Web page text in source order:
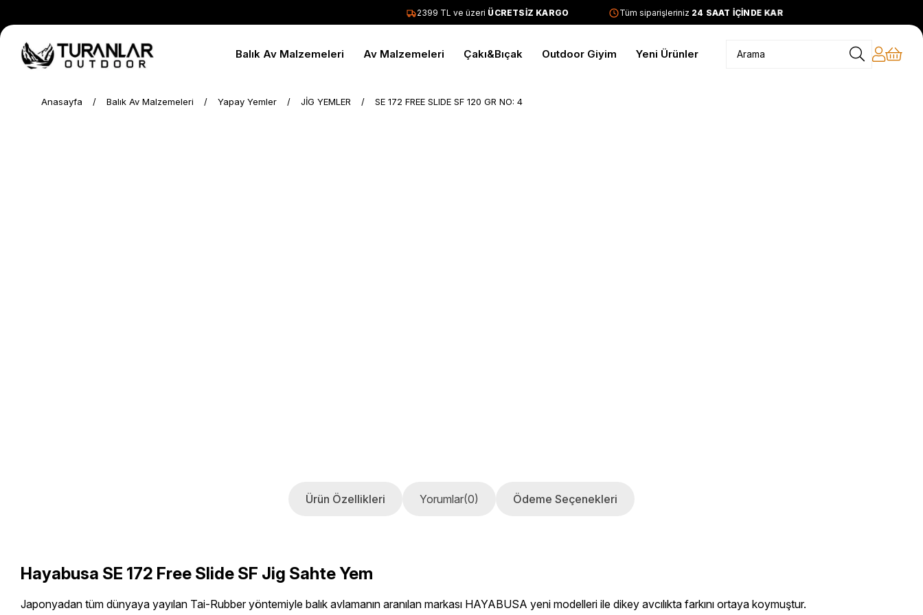
2399 TL ve üzeriÜCRETSİZ KARGO Tüm siparişleriniz24 SAAT İÇİNDE KARGODA
Balık Av Malzemeleri Av Malzemeleri Çakı&Bıçak Outdoor Giyim Yeni Ürünler
Anasayfa Balık Av Malzemeleri Yapay Yemler JİG YEMLER SE 172 FREE SLIDE SF 120 GR NO: 4
Ürün Özellikleri Yorumlar(0) Ödeme Seçenekleri
Hayabusa SE 172 Free Slide SF Jig Sahte Yem
Japonyadan tüm dünyaya yayılan Tai-Rubber yöntemiyle balık avlamanın aranılan markası HAYABUSA yeni modelleri ile dikey avcılıkta farkını ortaya koymuştur.